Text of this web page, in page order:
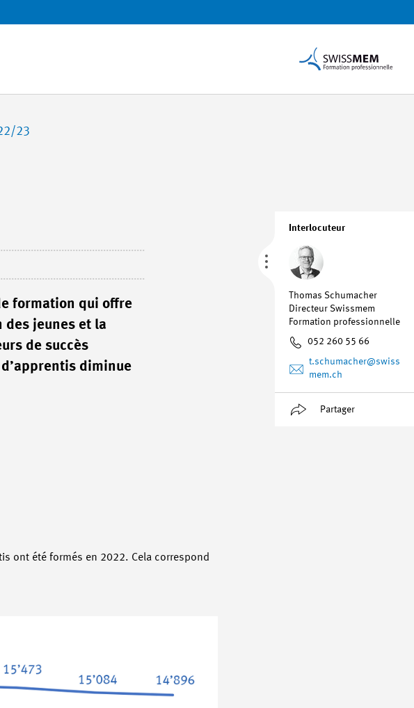
23
Interlocuteur
Thomas Schumacher
Directeur Swissmem
Formation professionnelle
052 260 55 66
t.schumacher@swiss
mem.ch
Partager
formation qui offre
des jeunes et la
de succès
diminue
ont été formés en 2022. Cela correspond